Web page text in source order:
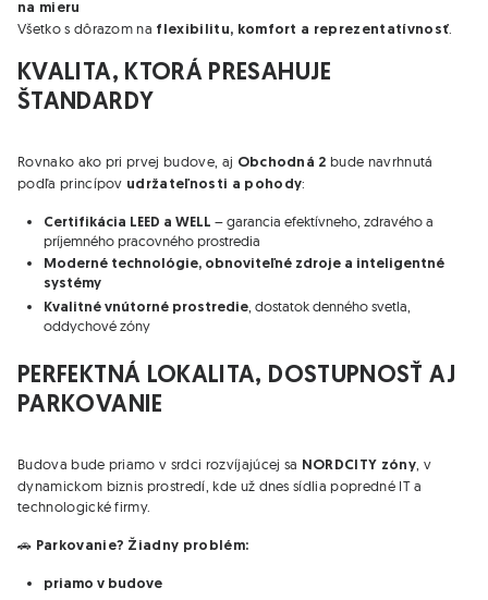
na mieru
Všetko s dôrazom na flexibilitu, komfort a reprezentatívnosť
KVALITA, KTORÁ PRESAHUJE
ŠTANDARDY
Rovnako ako pri prvej budove, aj Obchodná 2 bude navrhnutá
podľa princípov udržateľnosti a pohody:
Certifikácia LEED a WELL – garancia efektívneho, zdravého a
príjemného pracovného prostredia
Moderné technológie, obnoviteľné zdroje a inteligentné
systémy
Kvalitné vnútorné prostredie , dostatok denného svetla,
oddychové zóny
PERFEKTNÁ LOKALITA, DOSTUPNOSŤ AJ
PARKOVANIE
Budova bude priamo v srdci rozvíjajúcej sa NORDCITY zóny, v
dynamickom biznis prostredí, kde už dnes sídlia popredné IT a
technologické firmy.
🚗 Parkovanie? Žiadny problém:
priamo v budove